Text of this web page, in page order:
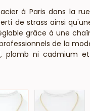
à Paris dans la
de strass ainsi
grâce à une
de la
plomb ni cadmium